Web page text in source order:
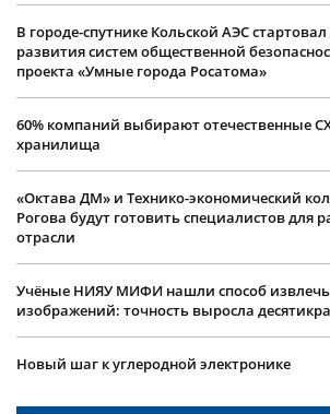
В городе-спутнике Кольской АЭС
развития систем общественной
проекта «Умные города Росатома»
60% компаний выбирают отечественные
хранилища
«Октава ДМ» и Технико-экономический
Рогова будут готовить специалистов для
отрасли
Учëные НИЯУ МИФИ нашли способ
изображений: точность выросла
Новый шаг к углеродной электронике